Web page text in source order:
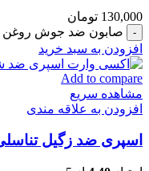
130,000 تومان
صابون ضد جوش روغن
افزودن به سبد خرید
Add to compare
مشاهده سریع
افزودن به علاقه مندی
اسپری ضد زگیل